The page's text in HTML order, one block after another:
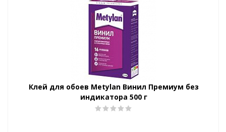
Клей для обоев Metylan Винил Премиум без
индикатора 500 г